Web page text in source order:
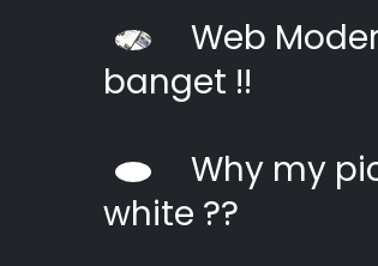
Web
banget !!
Why my
white ??